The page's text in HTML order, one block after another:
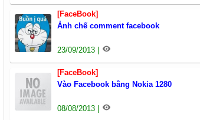
[FaceBook]
Ảnh chế comment facebook
23/09/2013 |
[FaceBook]
Vào Facebook bằng Nokia 1280
08/08/2013 |